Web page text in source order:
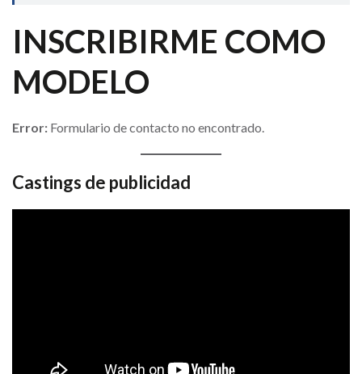
INSCRIBIRME COMO
MODELO
Error: Formulario de contacto no encontrado.
Castings de publicidad